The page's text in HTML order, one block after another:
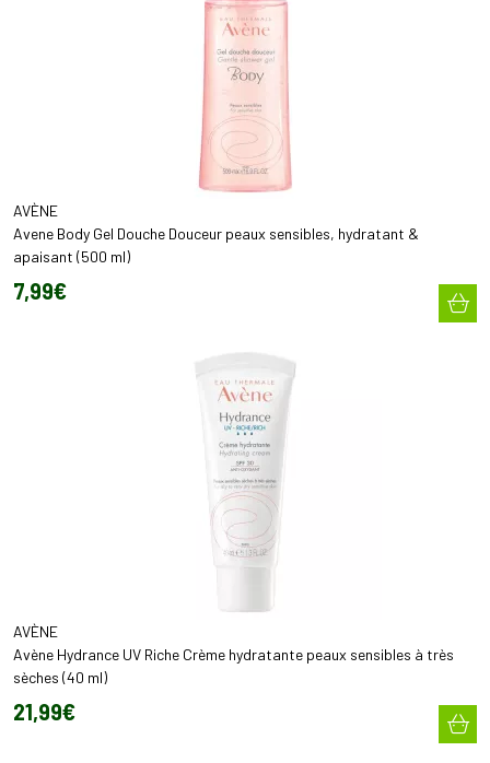
AVÈNE
Avene Body Gel Douche Douceur peaux sensibles, hydratant &
apaisant (500 ml)
7,99€
AVÈNE
Avène Hydrance UV Riche Crème hydratante peaux sensibles à très
sèches (40 ml)
21,99€